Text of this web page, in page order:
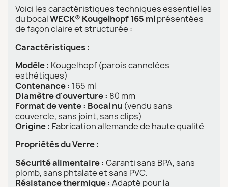
Voici les caractéristiques techniques essentielles
du bocalWECK® Kougelhopf 165 mlprésentées
de façon claire et structurée :
Caractéristiques :
Modèle : Kougelhopf (parois cannelées
esthétiques)
Contenance : 165 ml
Diamètre d'ouverture : 80 mm
Format de vente : Bocal nu (vendu sans
couvercle, sans joint, sans clips)
Origine : Fabrication allemande de haute qualité
Propriétés du Verre :
Sécurité alimentaire : Garanti sans BPA, sans
plomb, sans phtalate et sans PVC.
Résistance thermique : Adapté pour la